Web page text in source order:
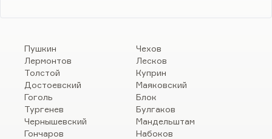
Пушкин
Лермонтов
Толстой
Достоевский
Гоголь
Тургенев
Чернышевский
Гончаров
Чехов
Лесков
Куприн
Маяковский
Блок
Булгаков
Мандельштам
Набоков